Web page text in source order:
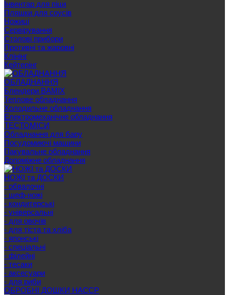
Інвентар для піци
Пляшки для соусів
Ножиці
Сервірування
Cтолові прибори
Противні та жаровні
Клінінг
Кейтерінг
ОБЛАДНАННЯ
Блендери BAMIX
Теплове обладнання
Холодильне обладнання
Електромеханічне обладнання
ТЕСТОМІСИ
Обладнання для бару
Посудомиючі машини
Пакувальне обладнання
Допоміжне обладнання
НОЖІ та ДОСКИ
- обвалочні
- шеф-ножі
- кондитерські
- універсальні
- для овочів
- для тіста та хліба
- японські
- спеціальні
- філейні
- тесаки
- аксесуари
- для риби
ОБРОБНІ ДОШКИ HACCP